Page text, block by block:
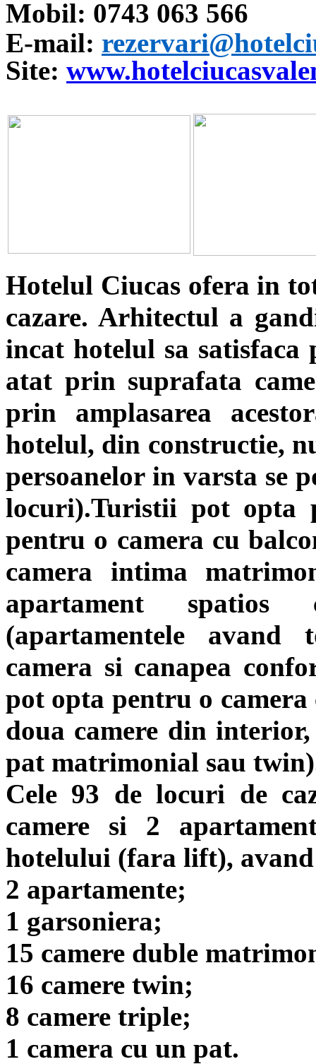
Mobil: 0743 063 566
E-mail:
Site:
Hotelul Ciucas ofera in
cazare. Arhitectul a
incat hotelul sa
atat prin suprafata
prin amplasarea
hotelul, din constructie,
persoanelor in varsta se
locuri).Turistii pot opta
pentru o camera cu
camera intima
apartament
(apartamentele
camera si canapea
pot opta pentru o
doua camere din
pat matrimonial sau
Cele 93 de locuri de
camere si 2
hotelului (fara lift),
2 apartamente;
1 garsoniera;
15 camere duble
16 camere twin;
8 camere triple;
1 camera cu un pat.